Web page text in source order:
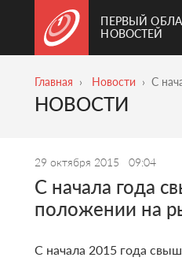
ПЕРВЫЙ
НОВОСТЕЙ
Главная Новости С
НОВОСТИ
29 октября 2015 09:04
С начала года
положении на
С начала 2015 года